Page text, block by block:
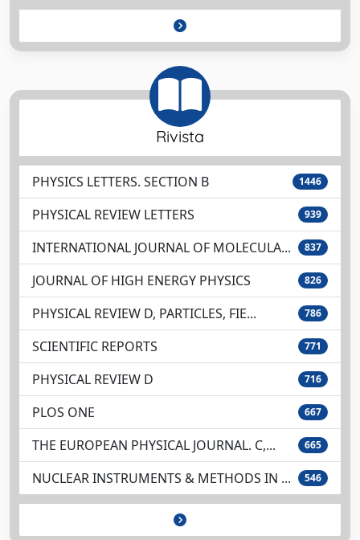
Rivista
PHYSICS LETTERS. SECTION B 1446
PHYSICAL REVIEW LETTERS 939
INTERNATIONAL JOURNAL OF MOLECULA... 837
JOURNAL OF HIGH ENERGY PHYSICS 826
PHYSICAL REVIEW D, PARTICLES, FIE... 786
SCIENTIFIC REPORTS 771
PHYSICAL REVIEW D 716
PLOS ONE 667
THE EUROPEAN PHYSICAL JOURNAL. C,... 665
NUCLEAR INSTRUMENTS & METHODS IN ... 546